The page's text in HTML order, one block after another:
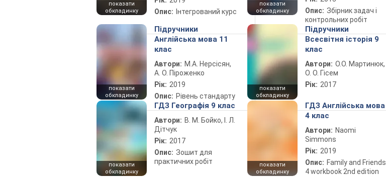
показати
обкладинку
Опис: Інтегрований курс
показати
обкладинку
Опис: Збірник задач і
контрольних робіт
показати
обкладинку
Підручники
Англійська мова 11
клас
Автори: М.А. Нерсісян,
А. О. Піроженко
Рік: 2019
Опис: Рівень стандарту
показати
обкладинку
Підручники
Всесвітня історія 9
клас
Автори: О.О. Мартинюк,
О. О. Гісем
Рік: 2017
показати
обкладинку
ГДЗ Географія 9 клас
Автори: В. М. Бойко, І. Л.
Дітчук
Рік: 2017
Опис: Зошит для
практичних робіт
показати
обкладинку
ГДЗ Англійська мова
4 клас
Автори: Naomi
Simmons
Рік: 2019
Опис: Family and Friends
4 workbook 2nd edition